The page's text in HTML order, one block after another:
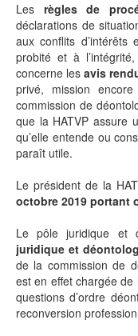
Les règles de
déclarations de
aux conflits
probité et à
concerne les avis
privé, mission
commission de
que la HATVP assure
qu’elle entende ou
paraît utile.
Le président de la
octobre 2019 portant
Le pôle juridique et
juridique et
de la commission de
est en effet chargée de
questions d’ordre
reconversion